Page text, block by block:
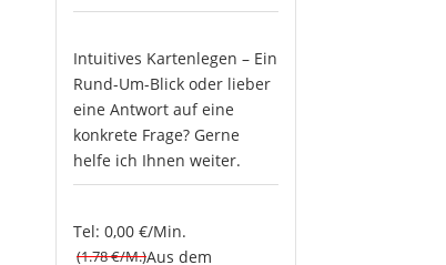
Intuitives Kartenlegen – Ein
Rund-Um-Blick oder lieber
eine Antwort auf eine
konkrete Frage? Gerne
helfe ich Ihnen weiter.
Tel: 0,00 €/Min.
(1.78 €/M.)Aus dem